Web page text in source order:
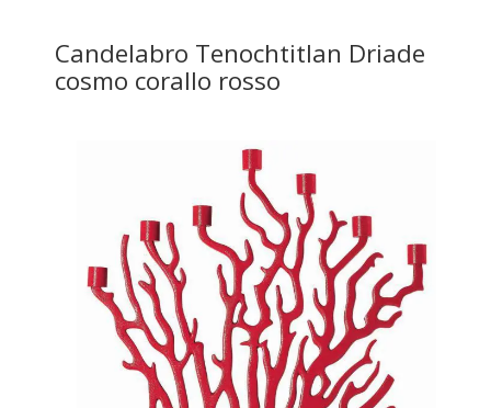
Candelabro Tenochtitlan Driade
cosmo corallo rosso